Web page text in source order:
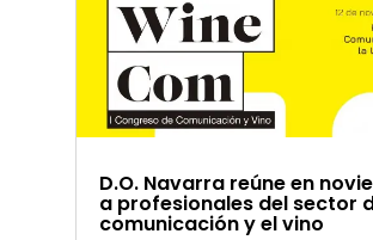
D.O. Navarra reúne en
a profesionales del sector
comunicación y el vino